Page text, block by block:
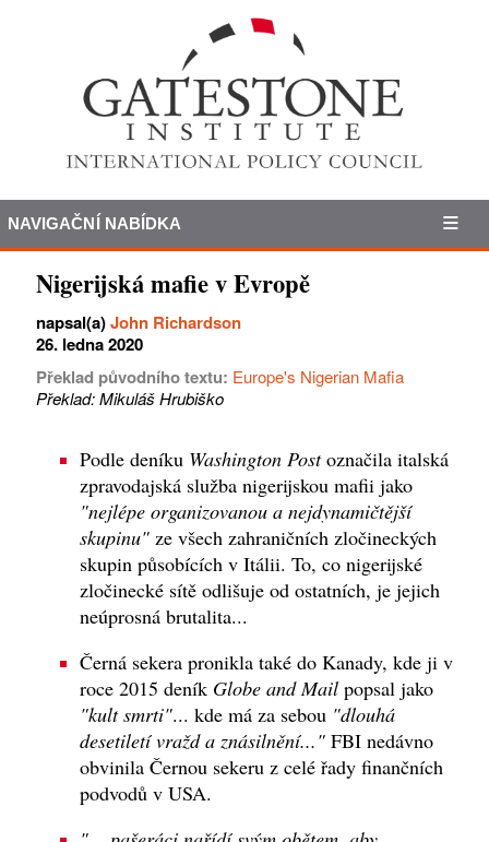
NAVIGAČNÍ NABÍDKA
Nigerijská mafie v Evropě
napsal(a)John Richardson
26. ledna 2020
Překlad původního textu: Europe's Nigerian Mafia
Překlad: Mikuláš Hrubiško
Podle deníku Washington Postoznačila italská
zpravodajská služba nigerijskou mafii jako
"nejlépe organizovanou a nejdynamičtější
skupinu" ze všech zahraničních zločineckých
skupin působících v Itálii. To, co nigerijské
zločinecké sítě odlišuje od ostatních, je jejich
neúprosná brutalita...
Černá sekera pronikla také do Kanady, kde ji v
roce 2015 deník Globe and Mail popsal jako
"kult smrti"... kde má za sebou "dlouhá
desetiletí vražd a znásilnění..." FBI nedávno
obvinila Černou sekeru z celé řady finančních
podvodů v USA.